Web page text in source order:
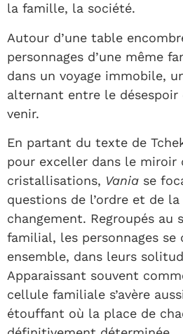
la famille, la société.
Autour d’une table
personnages d’une même
dans un voyage immobile,
alternant entre le désespoir
venir.
En partant du texte de
pour exceller dans le miroir
cristallisations, Vania se
questions de l’ordre et de
changement. Regroupés au
familial, les personnages se
ensemble, dans leurs
Apparaissant souvent
cellule familiale s’avère
étouffant où la place de